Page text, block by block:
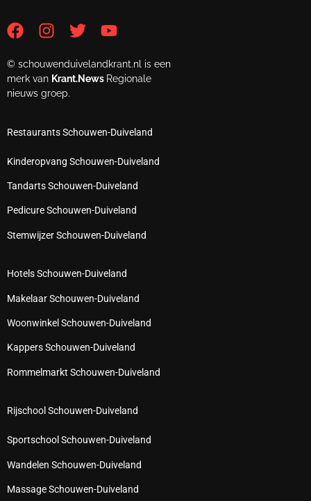
© schouwenduivelandkrant.nl is een
merk van Krant.News Regionale
nieuws groep.
Restaurants Schouwen-Duiveland
Kinderopvang Schouwen-Duiveland
Tandarts Schouwen-Duiveland
Pedicure Schouwen-Duiveland
Stemwijzer Schouwen-Duiveland
Hotels Schouwen-Duiveland
Makelaar Schouwen-Duiveland
Woonwinkel Schouwen-Duiveland
Kappers Schouwen-Duiveland
Rommelmarkt Schouwen-Duiveland
Rijschool Schouwen-Duiveland
Sportschool Schouwen-Duiveland
Wandelen Schouwen-Duiveland
Massage Schouwen-Duiveland